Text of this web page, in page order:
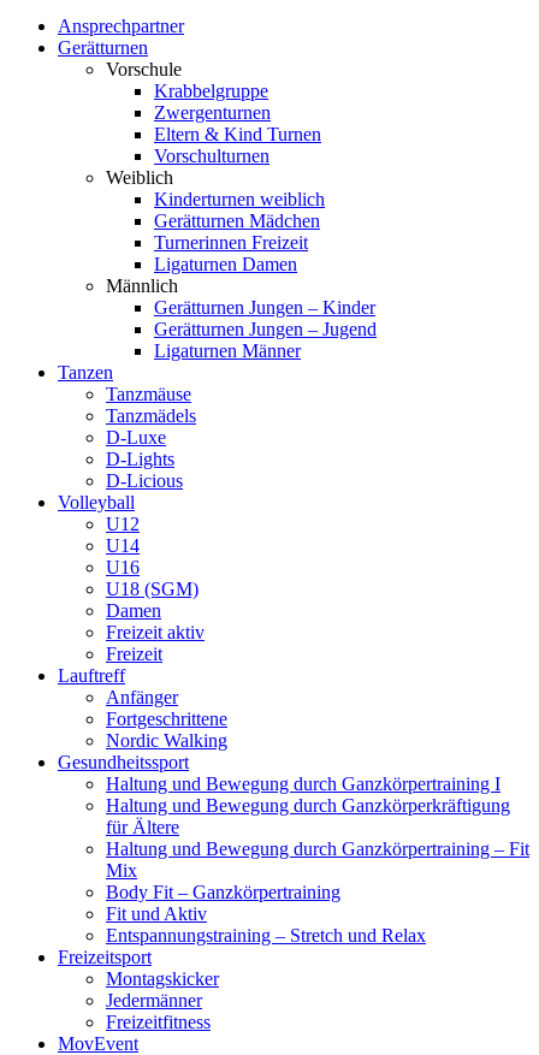
Ansprechpartner
Gerätturnen
Vorschule
Krabbelgruppe
Zwergenturnen
Eltern & Kind Turnen
Vorschulturnen
Weiblich
Kinderturnen weiblich
Gerätturnen Mädchen
Turnerinnen Freizeit
Ligaturnen Damen
Männlich
Gerätturnen Jungen – Kinder
Gerätturnen Jungen – Jugend
Ligaturnen Männer
Tanzen
Tanzmäuse
Tanzmädels
D-Luxe
D-Lights
D-Licious
Volleyball
U12
U14
U16
U18 (SGM)
Damen
Freizeit aktiv
Freizeit
Lauftreff
Anfänger
Fortgeschrittene
Nordic Walking
Gesundheitssport
Haltung und Bewegung durch Ganzkörpertraining I
Haltung und Bewegung durch Ganzkörperkräftigung
für Ältere
Haltung und Bewegung durch Ganzkörpertraining – Fit
Mix
Body Fit – Ganzkörpertraining
Fit und Aktiv
Entspannungstraining – Stretch und Relax
Freizeitsport
Montagskicker
Jedermänner
Freizeitfitness
MovEvent